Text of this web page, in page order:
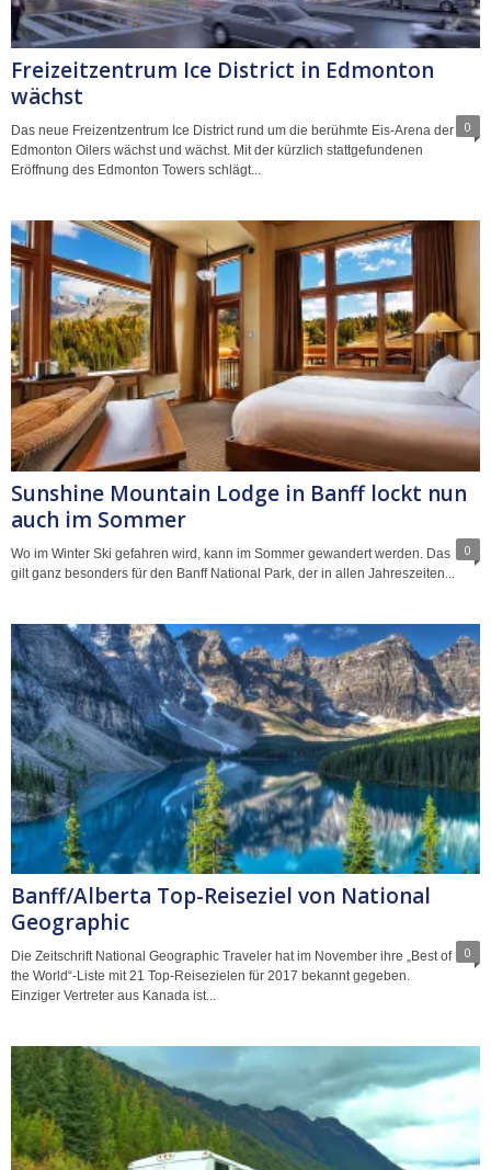
Freizeitzentrum Ice District in Edmonton
wächst
0
Das neue Freizentzentrum Ice District rund um die berühmte Eis-Arena der
Edmonton Oilers wächst und wächst. Mit der kürzlich stattgefundenen
Eröffnung des Edmonton Towers schlägt...
Sunshine Mountain Lodge in Banff lockt nun
auch im Sommer
0
Wo im Winter Ski gefahren wird, kann im Sommer gewandert werden. Das
gilt ganz besonders für den Banff National Park, der in allen Jahreszeiten...
Banff/Alberta Top-Reiseziel von National
Geographic
0
Die Zeitschrift National Geographic Traveler hat im November ihre „Best of
the World“-Liste mit 21 Top-Reisezielen für 2017 bekannt gegeben.
Einziger Vertreter aus Kanada ist...